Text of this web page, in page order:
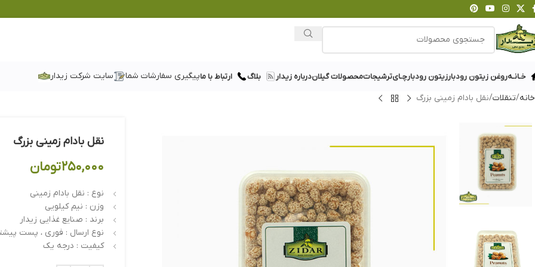
خـانـهروغن زیتون رودبارزیتون رودبارچـایترشیجاتمحصولات گیلاندرباره زیدار بلاگ ارتباط با ماپیگیری سفارشات شما
سایت شرکت زیدار
خانه تنقلات نقل بادام زمینی بزرگ
نقل بادام زمینی بزرگ
۲۵۰,۰۰۰تومان
نوع : نقل بادام زمینی
وزن : نیم کیلویی
برند : صنایع غذایی زیدار
نوع ارسال : فوری ، پست
کیفیت : درجه یک